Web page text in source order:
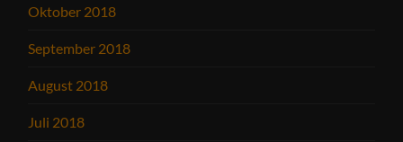
Oktober 2018
September 2018
August 2018
Juli 2018